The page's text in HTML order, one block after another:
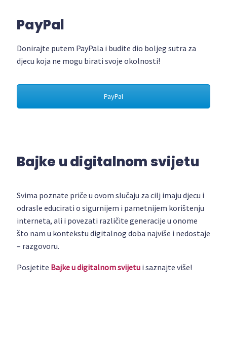
PayPal
Donirajte putem PayPala i budite dio boljeg sutra za
djecu koja ne mogu birati svoje okolnosti!
PayPal
Bajke u digitalnom svijetu
Svima poznate priče u ovom slučaju za cilj imaju djecu i
odrasle educirati o sigurnijem i pametnijem korištenju
interneta, ali i povezati različite generacije u onome
što nam u kontekstu digitalnog doba najviše i nedostaje
– razgovoru.
Posjetite Bajke u digitalnom svijetu i saznajte više!